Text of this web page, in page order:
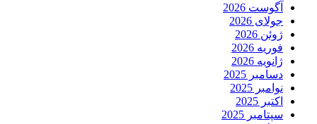
آگوست 2026
جولای 2026
ژوئن 2026
فوریه 2026
ژانویه 2026
دسامبر 2025
نوامبر 2025
اکتبر 2025
سپتامبر 2025